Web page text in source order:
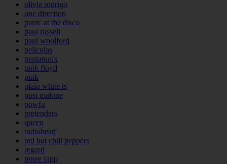
olivia rodrigo
one direction
panic at the disco
paul russell
paul woolford
peliculas
pentatonix
pink floyd
pink
plain white ts
post malone
powfu
pretenders
queen
radiohead
red hot chili peppers
regard
renee rapp